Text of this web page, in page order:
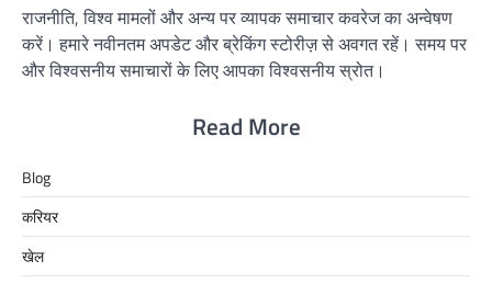
राजनीति, विश्व मामलों और अन्य पर व्यापक समाचार कवरेज का अन्वेषण
करें। हमारे नवीनतम अपडेट और ब्रेकिंग स्टोरीज़ से अवगत रहें। समय पर
और विश्वसनीय समाचारों के लिए आपका विश्वसनीय स्रोत।
Read More
Blog
करियर
खेल